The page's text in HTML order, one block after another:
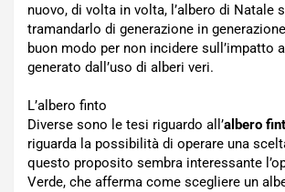
nuovo, di volta in volta, l’albero di Natale
tramandarlo di generazione in
buon modo per non incidere sull’impatto
generato dall’uso di alberi veri.
L’albero finto
Diverse sono le tesi riguardo all’albero
riguarda la possibilità di operare una
questo proposito sembra interessante
Verde, che afferma come scegliere un